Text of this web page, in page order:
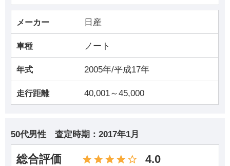
メーカー 日産
車種 ノート
年式 2005年/平成17年
走行距離 40,001～45,000
50代男性 査定時期： 2017年1月
総合評価 4.0